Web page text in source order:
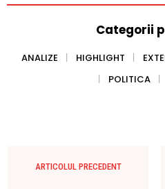
Categorii
ANALIZE HIGHLIGHT
POLITICA
ARTICOLUL PRECEDENT